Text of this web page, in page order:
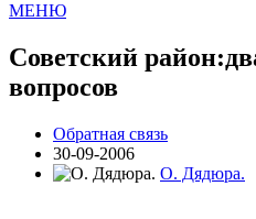
МЕНЮ
Советский
вопросов
Обратная связь
30-09-2006
О. Дядюра.